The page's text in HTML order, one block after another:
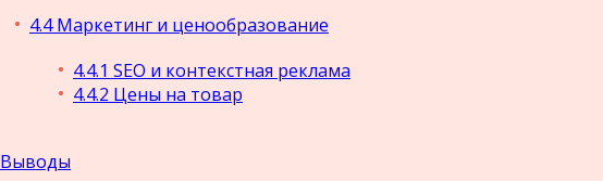
4.4Маркетинг и ценообразование
4.4.1 SEO и контекстная реклама
4.4.2 Цены на товар
Выводы